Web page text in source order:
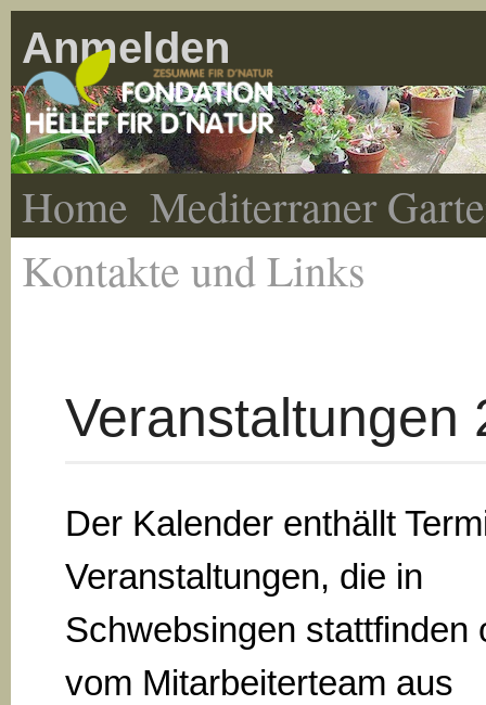
Anmelden
Home Mediterraner
Kontakte und Links
Veranstaltungen
Der Kalender enthällt
Veranstaltungen, die in
Schwebsingen stattfinden
vom Mitarbeiterteam aus